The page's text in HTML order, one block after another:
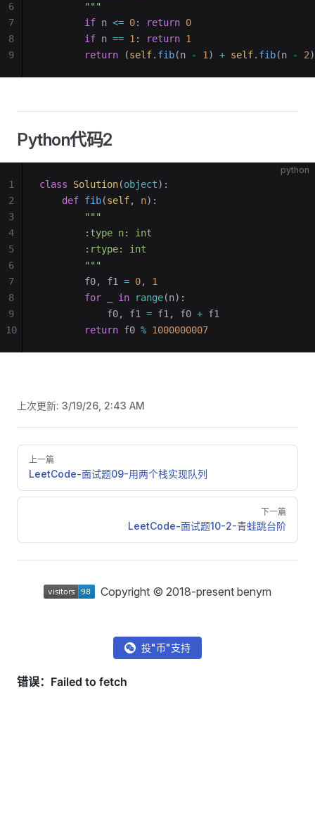
        """
        if
n <= 0: return 0
        if
n == 1 : return 1
        return
(self. fib(n - 1 ) + self. fib(n - 2
6
7
8
9
Python代码2
python
class Solution(object):
    def
fib(self, n):
        """
        :type n: int
        :rtype: int
        """
        f0, f1
= 0, 1
        for
in range(n):
            f0, f1
= f1, f0 + f1
        return
f0 % 1000000007
1
2
3
4
5
6
7
8
9
10
上次更新: 3/19/26, 2:43 AM
Pager
上一篇
LeetCode-面试题09-用两个栈实现队列
下一篇
LeetCode-面试题10-2-青蛙跳台阶
Copyright © 2018-present benym
投"币"支持